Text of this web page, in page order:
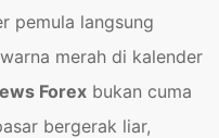
pemula langsung
merah di kalender
Forex bukan cuma
bergerak liar,